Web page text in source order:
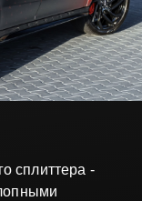
сплиттера -